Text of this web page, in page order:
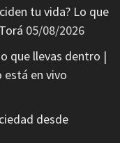
tu vida? Lo que
05/08/2026
que llevas dentro |
está en vivo
desde